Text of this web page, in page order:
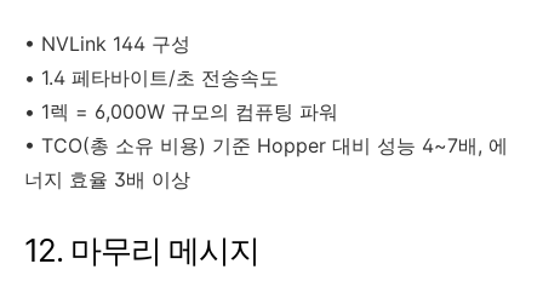
• NVLink 144 구성
• 1.4 페타바이트/초 전송속도
• 1렉 = 6,000W 규모의 컴퓨팅 파워
• TCO(총 소유 비용) 기준 Hopper 대비 성능 4~7배, 에
너지 효율 3배 이상
12. 마무리 메시지